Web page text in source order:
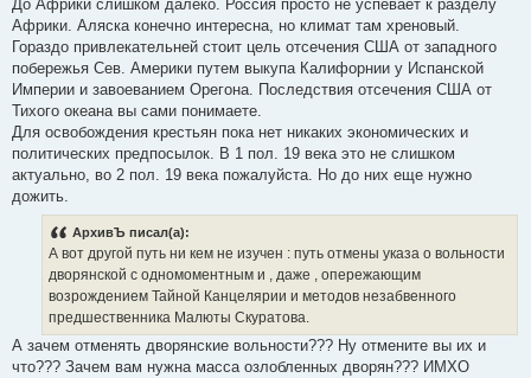
До Африки слишком далеко. Россия просто не успевает к разделу
Африки. Аляска конечно интересна, но климат там хреновый.
Гораздо привлекательней стоит цель отсечения США от западного
побережья Сев. Америки путем выкупа Калифорнии у Испанской
Империи и завоеванием Орегона. Последствия отсечения США от
Тихого океана вы сами понимаете.
Для освобождения крестьян пока нет никаких экономических и
политических предпосылок. В 1 пол. 19 века это не слишком
актуально, во 2 пол. 19 века пожалуйста. Но до них еще нужно
дожить.
АрхивЪ писал(а):
А вот другой путь ни кем не изучен : путь отмены указа о вольности
дворянской с одномоментным и , даже , опережающим
возрождением Тайной Канцелярии и методов незабвенного
предшественника Малюты Скуратова.
А зачем отменять дворянские вольности??? Ну отмените вы их и
что??? Зачем вам нужна масса озлобленных дворян??? ИМХО